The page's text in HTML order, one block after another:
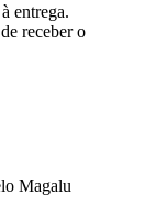
entrega.
receber o
Magalu